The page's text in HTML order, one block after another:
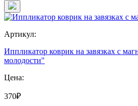
Артикул:
Иппликатор коврик на завязках с
молодости"
Цена:
370₽